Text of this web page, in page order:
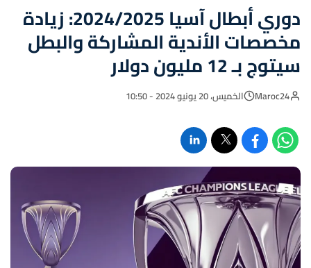
دوري أبطال آسيا 2024/2025: زيادة
مخصصات الأندية المشاركة والبطل
سيتوج بـ 12 مليون دولار
Maroc24 الخميس، 20 يونيو 2024 - 10:50